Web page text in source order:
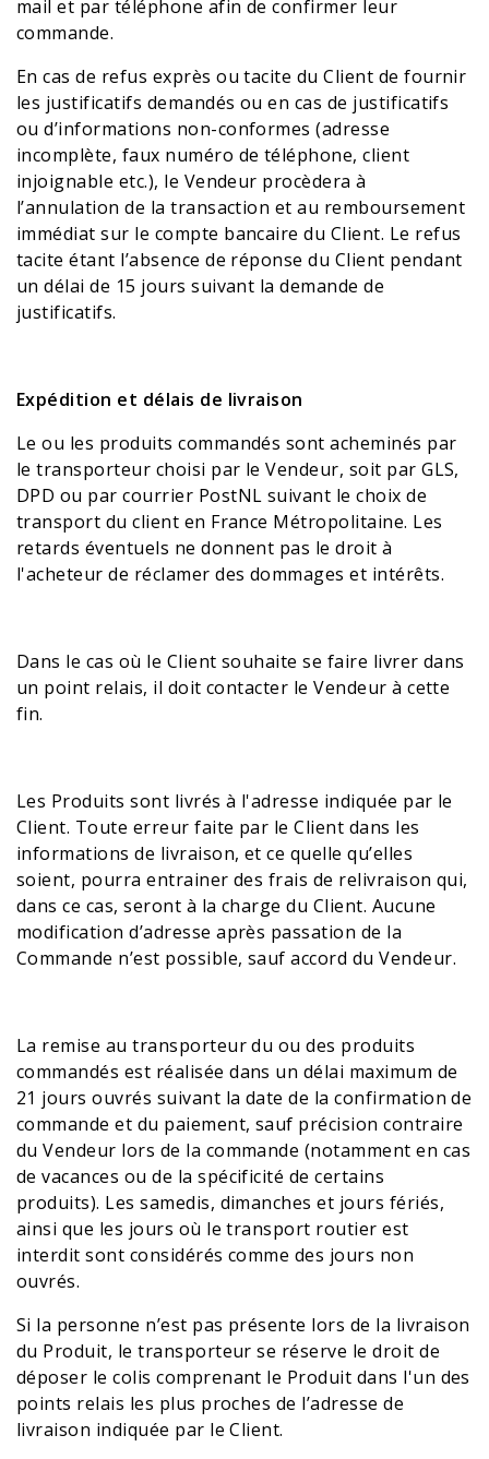
mail et par téléphone afin de confirmer leur
commande.
En cas de refus exprès ou tacite du Client de fournir
les justificatifs demandés ou en cas de justificatifs
ou d’informations non-conformes (adresse
incomplète, faux numéro de téléphone, client
injoignable etc.), le Vendeur procèdera à
l’annulation de la transaction et au remboursement
immédiat sur le compte bancaire du Client. Le refus
tacite étant l’absence de réponse du Client pendant
un délai de 15 jours suivant la demande de
justificatifs.
Expédition et délais de livraison
Le ou les produits commandés sont acheminés par
le transporteur choisi par le Vendeur, soit par GLS,
DPD ou par courrier PostNL suivant le choix de
transport du client en France Métropolitaine. Les
retards éventuels ne donnent pas le droit à
l'acheteur de réclamer des dommages et intérêts.
Dans le cas où le Client souhaite se faire livrer dans
un point relais, il doit contacter le Vendeur à cette
fin.
Les Produits sont livrés à l'adresse indiquée par le
Client. Toute erreur faite par le Client dans les
informations de livraison, et ce quelle qu’elles
soient, pourra entrainer des frais de relivraison qui,
dans ce cas, seront à la charge du Client. Aucune
modification d’adresse après passation de la
Commande n’est possible, sauf accord du Vendeur.
La remise au transporteur du ou des produits
commandés est réalisée dans un délai maximum de
21 jours ouvrés suivant la date de la confirmation de
commande et du paiement, sauf précision contraire
du Vendeur lors de la commande (notamment en cas
de vacances ou de la spécificité de certains
produits). Les samedis, dimanches et jours fériés,
ainsi que les jours où le transport routier est
interdit sont considérés comme des jours non
ouvrés.
Si la personne n’est pas présente lors de la livraison
du Produit, le transporteur se réserve le droit de
déposer le colis comprenant le Produit dans l'un des
points relais les plus proches de l’adresse de
livraison indiquée par le Client.